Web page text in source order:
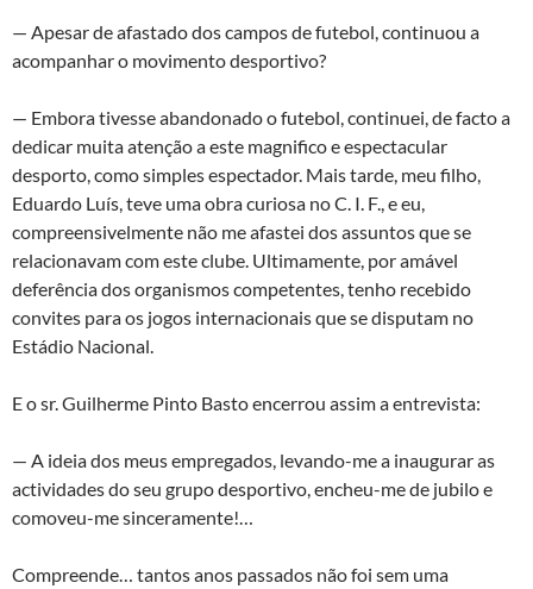
— Apesar de afastado dos campos de futebol, continuou a
acompanhar o movimento desportivo?
— Embora tivesse abandonado o futebol, continuei, de facto a
dedicar muita atenção a este magnifico e espectacular
desporto, como simples espectador. Mais tarde, meu filho,
Eduardo Luís, teve uma obra curiosa no C. I. F., e eu,
compreensivelmente não me afastei dos assuntos que se
relacionavam com este clube. Ultimamente, por amável
deferência dos organismos competentes, tenho recebido
convites para os jogos internacionais que se disputam no
Estádio Nacional.
E o sr. Guilherme Pinto Basto encerrou assim a entrevista:
— A ideia dos meus empregados, levando-me a inaugurar as
actividades do seu grupo desportivo, encheu-me de jubilo e
comoveu-me sinceramente!…
Compreende… tantos anos passados não foi sem uma